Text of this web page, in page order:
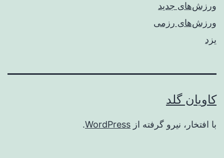
ورزش‌های جدید
ورزش‌های رزمی
یزد
کاویان گلد
با افتخار، نیرو گرفته از WordPress
.